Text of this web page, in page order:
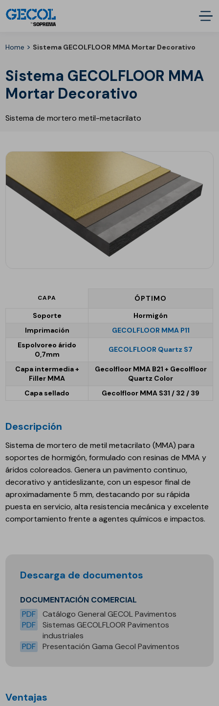
Home > Sistema GECOLFLOOR MMA Mortar Decorativo
Sistema GECOLFLOOR MMA
Mortar Decorativo
Sistema de mortero metil-metacrilato
CAPA
ÓPTIMO
Soporte
Hormigón
Imprimación
GECOLFLOOR MMA P11
Espolvoreo árido
0,7mm
GECOLFLOOR Quartz S7
Capa intermedia +
Filler MMA
Gecolfloor MMA B21 + Gecolfloor
Quartz Color
Capa sellado
Gecolfloor MMA S31 / 32 / 39
Descripción
Sistema de mortero de metil metacrilato (MMA) para
soportes de hormigón, formulado con resinas de MMA y
áridos coloreados. Genera un pavimento continuo,
decorativo y antideslizante, con un espesor final de
aproximadamente 5 mm, destacando por su rápida
puesta en servicio, alta resistencia mecánica y excelente
comportamiento frente a agentes químicos e impactos.
Descarga de documentos
DOCUMENTACIÓN COMERCIAL
PDF
Catálogo General GECOL Pavimentos
PDF
Sistemas GECOLFLOOR Pavimentos
industriales
PDF
Presentación Gama Gecol Pavimentos
Ventajas